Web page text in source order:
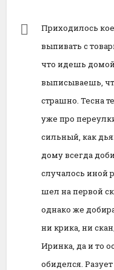
Приходилось
выпивать с
что идешь
выписываешь,
страшно. Тесна
уже про
сильный, как
дому всегда
случалось иной
шел на первой
однако же
ни крика, ни
Иринка, да и то
обиделся.